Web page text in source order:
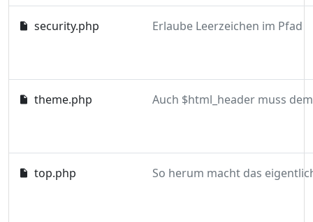
security.php Erlaube Leerzeichen im Pfad
theme.php
top.php